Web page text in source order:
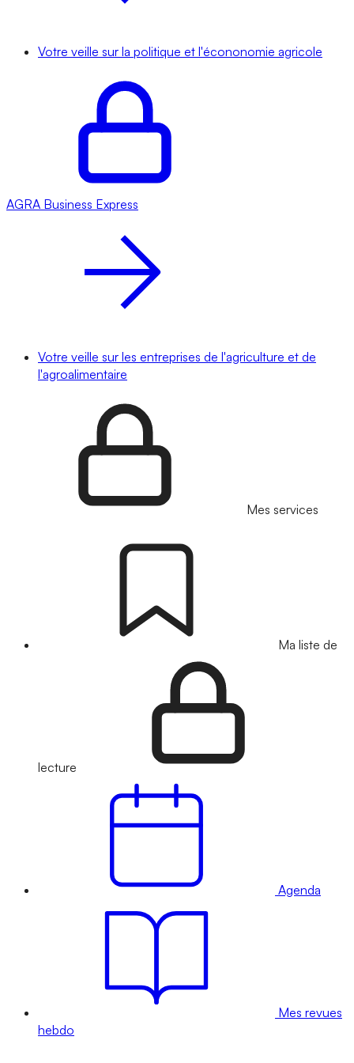
Votre veille sur la politique et l'écononomie agricole
AGRA Business Express
Votre veille sur les entreprises de l'agriculture et de
l'agroalimentaire
Mes services
Ma liste de
lecture
Agenda
Mes revues
hebdo